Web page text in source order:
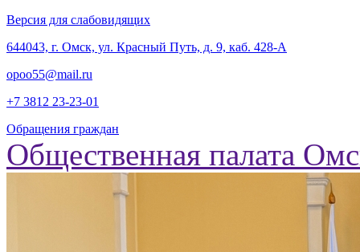
Версия для слабовидящих
‎644043, г. Омск, ул. Красный Путь, д. 9, каб. 428-А
opoo55@mail.ru
+7 3812 23-23-01
Обращения граждан
Общественная палата